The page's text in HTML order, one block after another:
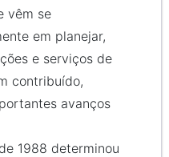
vêm se
em planejar,
e serviços de
contribuído,
avanços
1988 determinou